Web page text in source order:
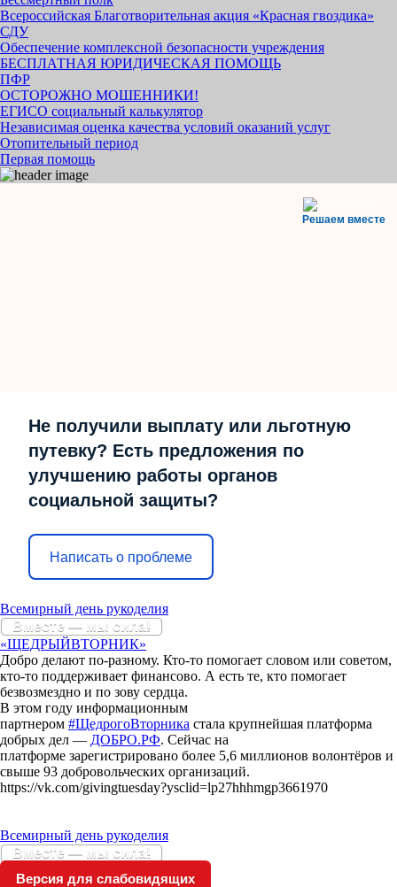
Всероссийская Благотворительная акция «Красная гвоздика»
СДУ
Обеспечение комплексной безопасности учреждения
БЕСПЛАТНАЯ ЮРИДИЧЕСКАЯ ПОМОЩЬ
ПФР
ОСТОРОЖНО МОШЕННИКИ!
ЕГИСО социальный калькулятор
Независимая оценка качества условий оказаний услуг
Отопительный период
Первая помощь
Решаем вместе
Не получили выплату или льготную
путевку? Есть предложения по
улучшению работы органов
социальной защиты?
Написать о проблеме
Всемирный день рукоделия
Вместе — мы сила!
«ЩЕДРЫЙВТОРНИК»
Добро делают по-разному. Кто-то помогает словом или советом,
кто-то поддерживает финансово. А есть те, кто помогает
безвозмездно и по зову сердца.
В этом году информационным
партнером #ЩедрогоВторника стала крупнейшая платформа
добрых дел — ДОБРО.РФ. Сейчас на
платформе зарегистрировано более 5,6 миллионов волонтёров и
свыше 93 добровольческих организаций.
https://vk.com/givingtuesday?ysclid=lp27hhhmgp3661970
Всемирный день рукоделия
Вместе — мы сила!
Версия для слабовидящих